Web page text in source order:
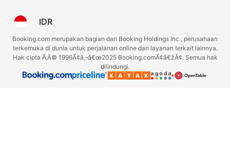
IDR
Booking.com merupakan bagian dari Booking Holdings Inc., perusahaan
terkemuka di dunia untuk perjalanan online dan layanan terkait lainnya.
Hak cipta Ã‚Â© 1996Ã¢â‚¬â€œ2025 Booking.comÃ¢â€žÂ¢. Semua hak
dilindungi.